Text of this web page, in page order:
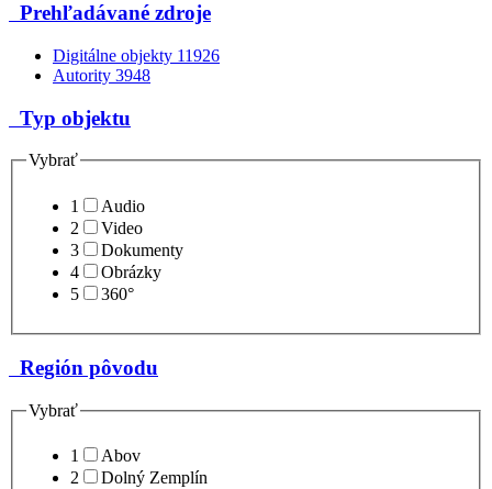
Prehľadávané zdroje
Digitálne objekty 11926
Autority 3948
Typ objektu
Vybrať
1
Audio
2
Video
3
Dokumenty
4
Obrázky
5
360°
Región pôvodu
Vybrať
1
Abov
2
Dolný Zemplín